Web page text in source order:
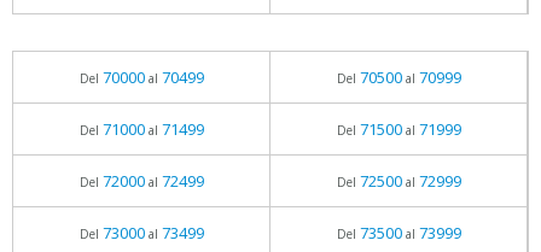
Del 70000al 70499 Del 70500al 70999
Del 71000al 71499 Del 71500al 71999
Del 72000al 72499 Del 72500al 72999
Del 73000al 73499 Del 73500al 73999